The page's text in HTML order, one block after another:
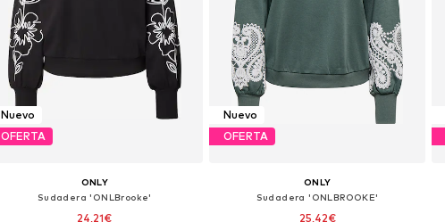
Nuevo
OFERTA
ONLY
Sudadera 'ONLBrooke'
24,21€
Nuevo
OFERTA
ONLY
Sudadera 'ONLBROOKE'
25,42€